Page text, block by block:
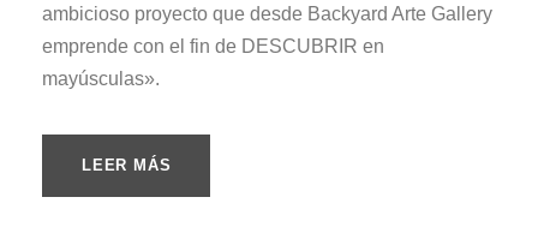
ambicioso proyecto que desde Backyard Arte Gallery
emprende con el fin de DESCUBRIR en
mayúsculas».
LEER MÁS